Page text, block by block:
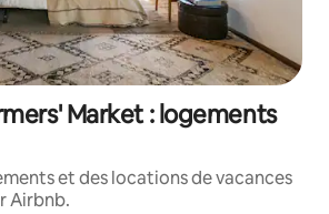
Market : logements
et des locations de vacances
Airbnb.